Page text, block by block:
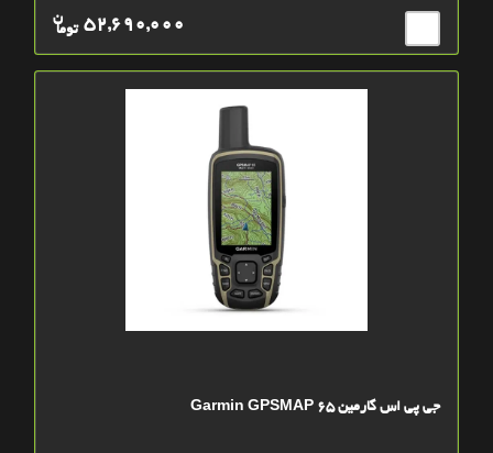
توما
ن 52,690,000
جی پی اس گارمین Garmin GPSMAP 65